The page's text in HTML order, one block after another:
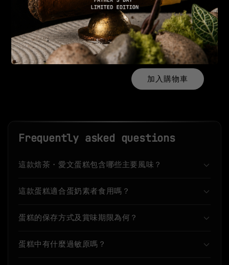
AR實境卡
NT$ 99
NT$ 199
- +
加入購物車
Frequently asked questions
這款焙茶・愛文蛋糕包含哪些主要風味？
這款蛋糕適合蛋奶素者食用嗎？
蛋糕的保存方式及賞味期限為何？
蛋糕中有什麼過敏原嗎？